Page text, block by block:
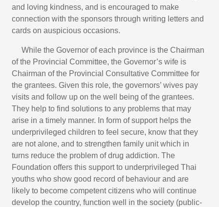
and loving kindness, and is encouraged to make
connection with the sponsors through writing letters and
cards on auspicious occasions.
While the Governor of each province is the Chairman
of the Provincial Committee, the Governor’s wife is
Chairman of the Provincial Consultative Committee for
the grantees. Given this role, the governors’ wives pay
visits and follow up on the well being of the grantees.
They help to find solutions to any problems that may
arise in a timely manner. In form of support helps the
underprivileged children to feel secure, know that they
are not alone, and to strengthen family unit which in
turns reduce the problem of drug addiction. The
Foundation offers this support to underprivileged Thai
youths who show good record of behaviour and are
likely to become competent citizens who will continue
develop the country, function well in the society (public-